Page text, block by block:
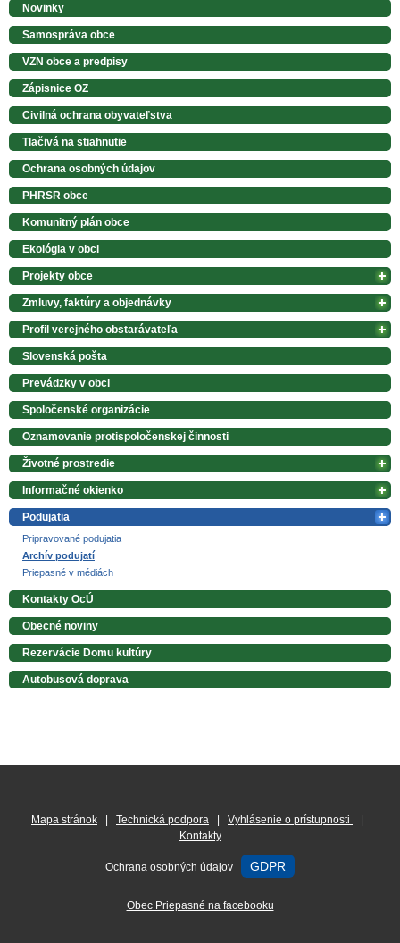
Novinky
Samospráva obce
VZN obce a predpisy
Zápisnice OZ
Civilná ochrana obyvateľstva
Tlačivá na stiahnutie
Ochrana osobných údajov
PHRSR obce
Komunitný plán obce
Ekológia v obci
Projekty obce
Zmluvy, faktúry a objednávky
Profil verejného obstarávateľa
Slovenská pošta
Prevádzky v obci
Spoločenské organizácie
Oznamovanie protispoločenskej činnosti
Životné prostredie
Informačné okienko
Podujatia
Pripravované podujatia
Archív podujatí
Priepasné v médiách
Kontakty OcÚ
Obecné noviny
Rezervácie Domu kultúry
Autobusová doprava
Mapa stránok | Technická podpora | Vyhlásenie o prístupnosti
|
Kontakty
Ochrana osobných údajov GDPR
Obec Priepasné na facebooku